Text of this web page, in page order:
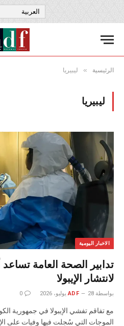
العربية
الرئيسية » ليبيريا
ليبيريا
الاخبار اليومية
تدابير الصحة العامة
لانتشار الإيبولا
بواسطة ADF 28 يوليو، 2026 0
مع تفاقم تفشي الإيبولا في جمهورية
الموجات التي سُجلت فيها وفيات على